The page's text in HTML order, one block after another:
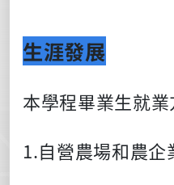
生涯發展
本學程畢業生就業
1.自營農場和農企